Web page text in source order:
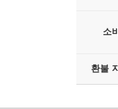
소
환불